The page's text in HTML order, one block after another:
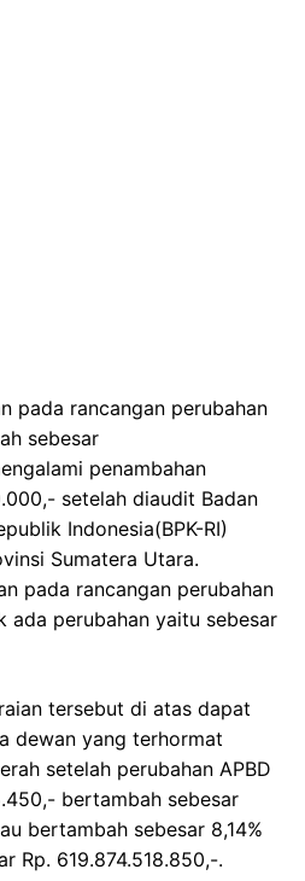
pada rancangan perubahan
sebesar
penambahan
setelah diaudit Badan
Indonesia(BPK-RI)
Sumatera Utara.
pada rancangan perubahan
ada perubahan yaitu sebesar
tersebut di atas dapat
dewan yang terhormat
setelah perubahan APBD
bertambah sebesar
bertambah sebesar 8,14%
Rp. 619.874.518.850,-.